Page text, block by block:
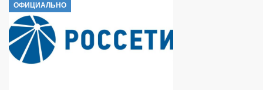
ОФИЦИАЛЬНО